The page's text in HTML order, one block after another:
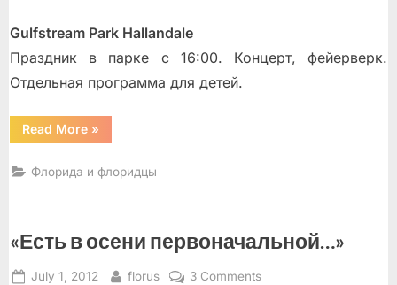
Gulfstream Park Hallandale
Праздник в парке с 16:00. Концерт, фейерверк.
Отдельная программа для детей.
Read More“Календарь
развлечений
июль”
»
Флорида и флоридцы
«Есть в осени первоначальной…»
Posted
July 1, 2012 By
florus 3 Commentson